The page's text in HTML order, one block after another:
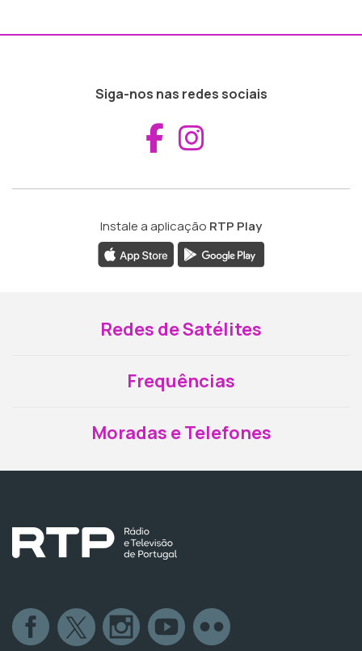
Siga-nos nas redes sociais
Aceder ao
Instale a aplicação RTP Play
Redes de Satélites
Frequências
Moradas e Telefones